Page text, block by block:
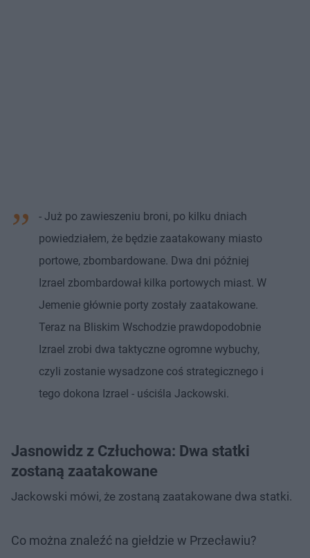
- Już po zawieszeniu broni, po kilku dniach
powiedziałem, że będzie zaatakowany miasto
portowe, zbombardowane. Dwa dni później
Izrael zbombardował kilka portowych miast. W
Jemenie głównie porty zostały zaatakowane.
Teraz na Bliskim Wschodzie prawdopodobnie
Izrael zrobi dwa taktyczne ogromne wybuchy,
czyli zostanie wysadzone coś strategicznego i
tego dokona Izrael - uściśla Jackowski.
Jasnowidz z Człuchowa: Dwa statki
zostaną zaatakowane
Jackowski mówi, że zostaną zaatakowane dwa statki.
Co można znaleźć na giełdzie w Przecławiu?